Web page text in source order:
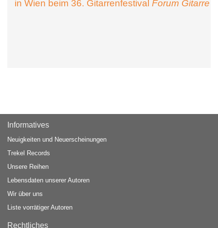
in Wien beim 36. Gitarrenfestival Forum Gitarre
Informatives
Neuigkeiten und Neuerscheinungen
Trekel Records
Unsere Reihen
Lebensdaten unserer Autoren
Wir über uns
Liste vorrätiger Autoren
Rechtliches